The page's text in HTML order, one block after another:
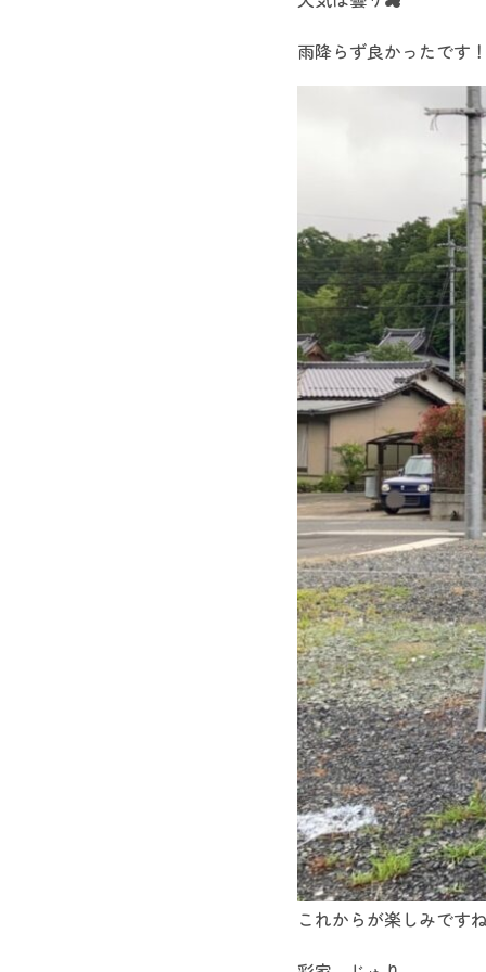
雨降らず良かったです
これからが楽しみです